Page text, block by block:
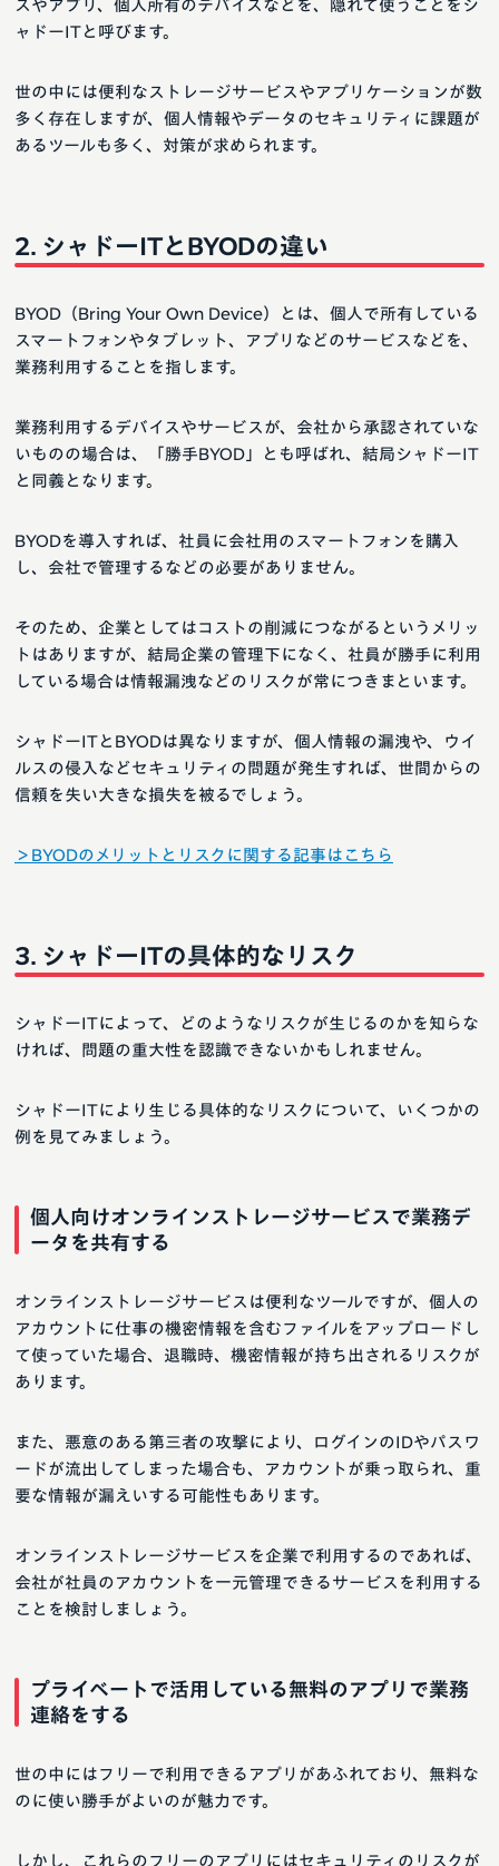
スやアプリ、個人所有のデバイスなどを、隠れて使うことをシ
ャドーITと呼びます。
世の中には便利なストレージサービスやアプリケーションが数
多く存在しますが、個人情報やデータのセキュリティに課題が
あるツールも多く、対策が求められます。
シャドーITとBYODの違い
BYOD（Bring Your Own Device）とは、個人で所有している
スマートフォンやタブレット、アプリなどのサービスなどを、
業務利用することを指します。
業務利用するデバイスやサービスが、会社から承認されていな
いものの場合は、「勝手BYOD」とも呼ばれ、結局シャドーIT
と同義となります。
BYODを導入すれば、社員に会社用のスマートフォンを購入
し、会社で管理するなどの必要がありません。
そのため、企業としてはコストの削減につながるというメリッ
トはありますが、結局企業の管理下になく、社員が勝手に利用
している場合は情報漏洩などのリスクが常につきまといます。
シャドーITとBYODは異なりますが、個人情報の漏洩や、ウイ
ルスの侵入などセキュリティの問題が発生すれば、世間からの
信頼を失い大きな損失を被るでしょう。
＞BYODのメリットとリスクに関する記事はこちら
シャドーITの具体的なリスク
シャドーITによって、どのようなリスクが生じるのかを知らな
ければ、問題の重大性を認識できないかもしれません。
シャドーITにより生じる具体的なリスクについて、いくつかの
例を見てみましょう。
個人向けオンラインストレージサービスで業務デ
ータを共有する
オンラインストレージサービスは便利なツールですが、個人の
アカウントに仕事の機密情報を含むファイルをアップロードし
て使っていた場合、退職時、機密情報が持ち出されるリスクが
あります。
また、悪意のある第三者の攻撃により、ログインのIDやパスワ
ードが流出してしまった場合も、アカウントが乗っ取られ、重
要な情報が漏えいする可能性もあります。
オンラインストレージサービスを企業で利用するのであれば、
会社が社員のアカウントを一元管理できるサービスを利用する
ことを検討しましょう。
プライベートで活用している無料のアプリで業務
連絡をする
世の中にはフリーで利用できるアプリがあふれており、無料な
のに使い勝手がよいのが魅力です。
しかし、これらのフリーのアプリにはセキュリティのリスクが